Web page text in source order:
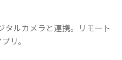
ルカメラと連携。リモート
リ。